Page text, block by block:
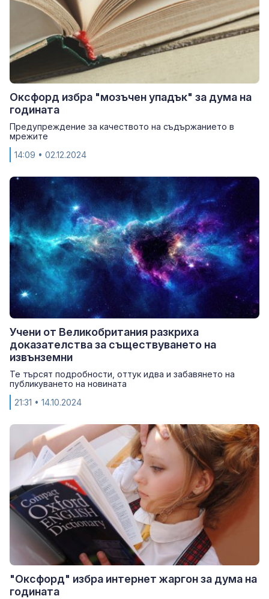
Оксфорд избра "мозъчен упадък" за дума на
годината
Предупреждение за качеството на съдържанието в
мрежите
14:09 • 02.12.2024
Учени от Великобритания разкриха
доказателства за съществуването на
извънземни
Те търсят подробности, оттук идва и забавянето на
публикуването на новината
21:31 • 14.10.2024
"Оксфорд" избра интернет жаргон за дума на
годината